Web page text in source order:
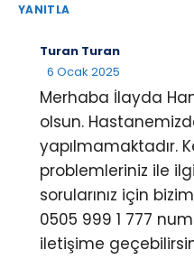
YANITLA
Turan Turan
6 Ocak 2025
Merhaba İlayda
olsun.
yapılmamaktadır.
problemleriniz ile
sorularınız için
0505 999 1 777
iletişime